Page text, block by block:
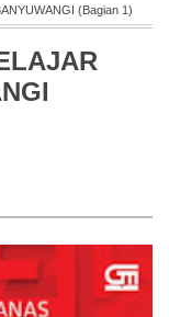
(Bagian 1)